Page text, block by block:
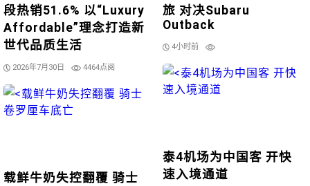
段热销51.6% 以“Luxury
Affordable”理念打造新
世代品质生活
2026年7月30日 4464点阅
旅 对决Subaru
Outback
4小时前
泰4机场为中国客 开快
速入境通道
载鲜牛奶失控翻覆 骑士